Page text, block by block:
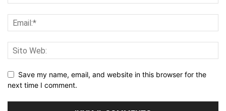
Save my name, email, and website in this browser for the
next time I comment.